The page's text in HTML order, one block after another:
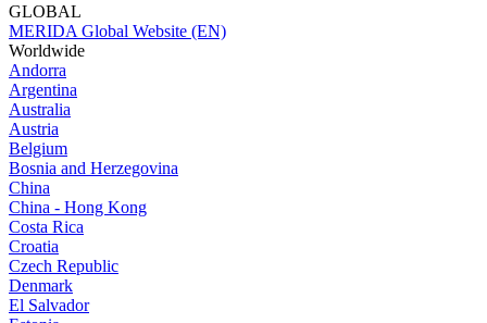
GLOBAL
MERIDA Global Website (EN)
Worldwide
Andorra
Argentina
Australia
Austria
Belgium
Bosnia and Herzegovina
China
China - Hong Kong
Costa Rica
Croatia
Czech Republic
Denmark
El Salvador